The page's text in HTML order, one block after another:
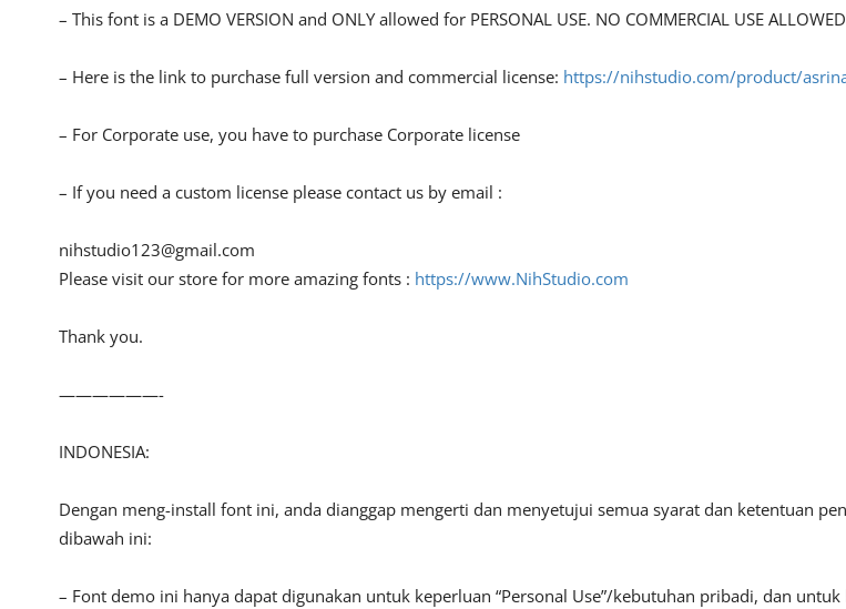
– This font is a DEMO VERSION and ONLY allowed for PERSONAL USE. NO COMMERCIAL USE
– Here is the link to purchase full version and commercial license: https://nihstudio.com/product/
– For Corporate use, you have to purchase Corporate license
– If you need a custom license please contact us by email :
nihstudio123@gmail.com
Please visit our store for more amazing fonts : https://www.NihStudio.com
Thank you.
——————-
INDONESIA:
Dengan meng-install font ini, anda dianggap mengerti dan menyetujui semua syarat dan ketentuan
dibawah ini:
– Font demo ini hanya dapat digunakan untuk keperluan “Personal Use”/kebutuhan pribadi, dan